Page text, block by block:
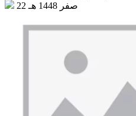
22 صفر 1448 هـ